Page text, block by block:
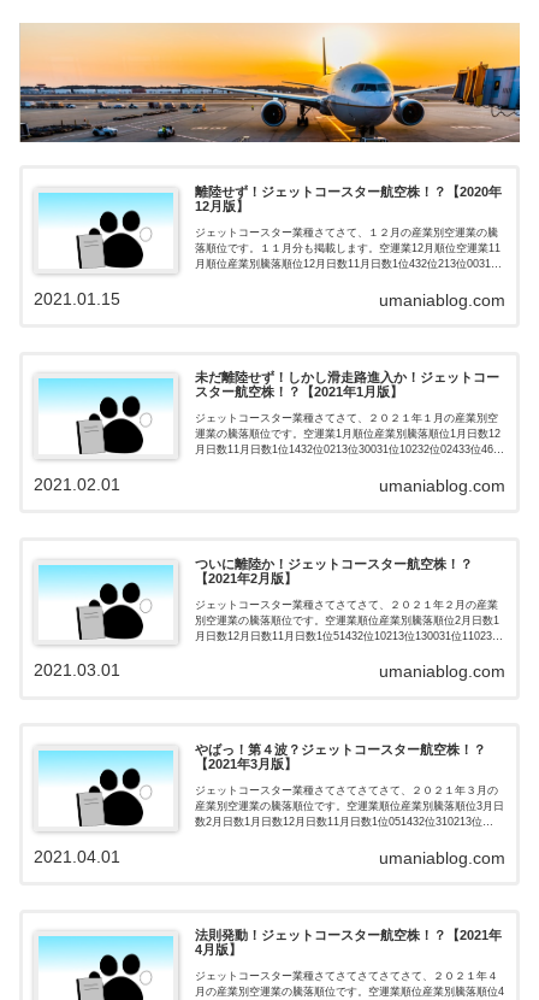
離陸せず！ジェットコースター航空株！？【2020年
12月版】
ジェットコースター業種さてさて、１２月の産業別空運業の騰
落順位です。１１月分も掲載します。空運業12月順位空運業11
月順位産業別騰落順位12月日数11月日数1位432位213位0031位
umaniablog.com
2021.01.15
未だ離陸せず！しかし滑走路進入か！ジェットコー
スター航空株！？【2021年1月版】
ジェットコースター業種さてさて、２０２１年１月の産業別空
運業の騰落順位です。空運業1月順位産業別騰落順位1月日数12
月日数11月日数1位1432位0213位30031位10232位02433位462
umaniablog.com
2021.02.01
ついに離陸か！ジェットコースター航空株！？
【2021年2月版】
ジェットコースター業種さてさてさて、２０２１年２月の産業
別空運業の騰落順位です。空運業順位産業別騰落順位2月日数1
月日数12月日数11月日数1位51432位10213位130031位110232
umaniablog.com
2021.03.01
やばっ！第４波？ジェットコースター航空株！？
【2021年3月版】
ジェットコースター業種さてさてさてさて、２０２１年３月の
産業別空運業の騰落順位です。空運業順位産業別騰落順位3月日
数2月日数1月日数12月日数11月日数1位051432位310213位
umaniablog.com
2021.04.01
法則発動！ジェットコースター航空株！？【2021年
4月版】
ジェットコースター業種さてさてさてさてさて、２０２１年４
月の産業別空運業の騰落順位です。空運業順位産業別騰落順位4